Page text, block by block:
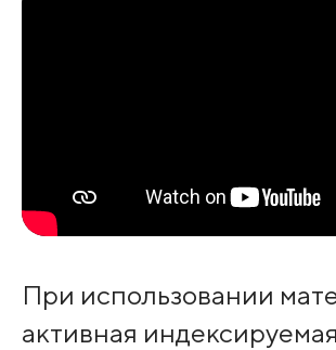
При использовании
активная индексируемая